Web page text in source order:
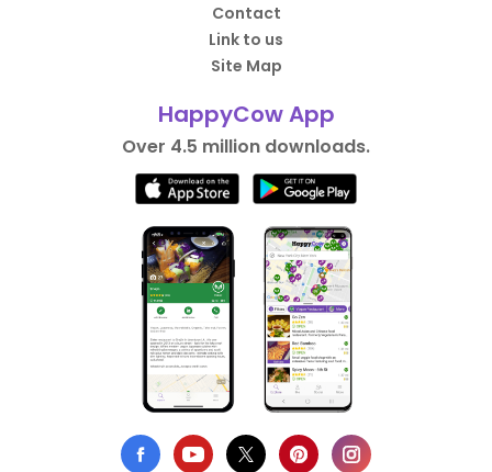
Contact
Link to us
Site Map
HappyCow App
Over 4.5 million downloads.